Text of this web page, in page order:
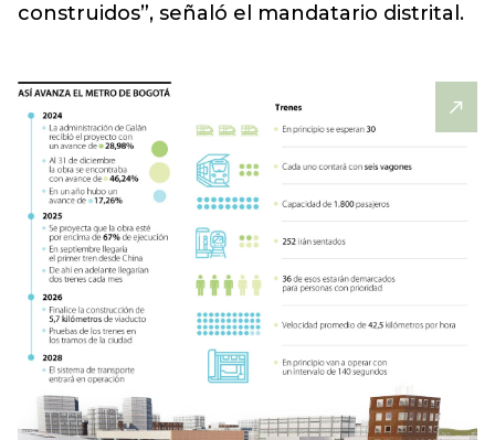
construidos”, señaló el mandatario distrital.